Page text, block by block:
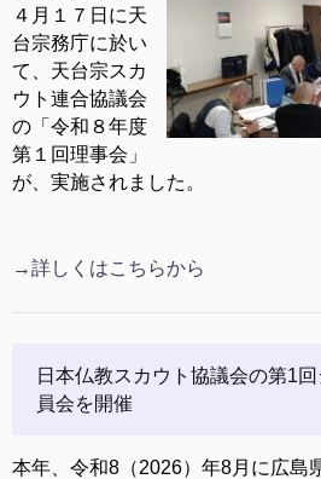
４月１７日に天
台宗務庁に於い
て、天台宗スカ
ウト連合協議会
の「令和８年度
第１回理事会」
が、実施されました。
→詳しくはこちらから
日本仏教スカウト協議会の第1
員会を開催
本年、令和8（2026）年8月に広島